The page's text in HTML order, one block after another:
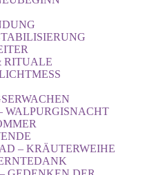
RITUALE
WALPURGISNACHT
– KRÄUTERWEIHE